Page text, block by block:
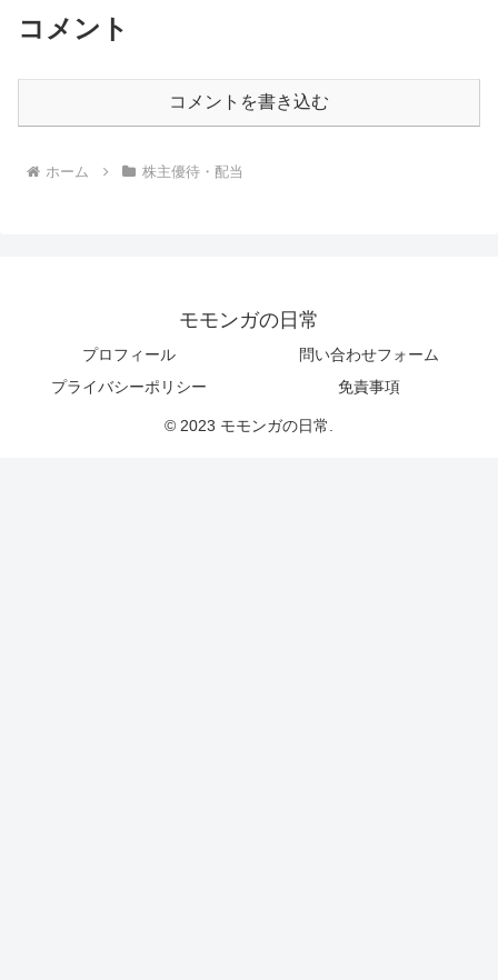
コメント
コメントを書き込む
ホーム 株主優待・配当
モモンガの日常
プロフィール
問い合わせフォーム
プライバシーポリシー
免責事項
© 2023 モモンガの日常.